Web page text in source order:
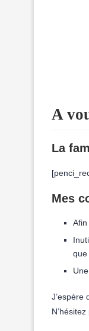
A
La
Mes
que
J’espère